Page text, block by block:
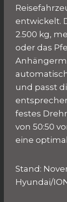
entwickelt.
2.500 kg,
oder das
und passt
festes
von 50:50
eine
Stand:
Hyundai/